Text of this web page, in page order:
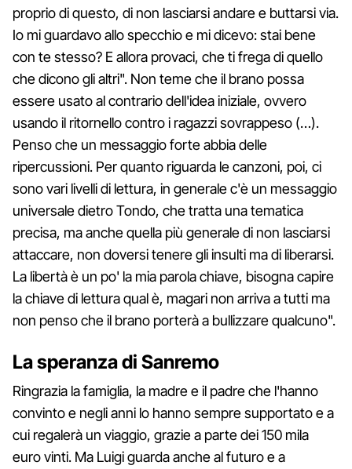
proprio di questo, di non lasciarsi andare e buttarsi via.
Io mi guardavo allo specchio e mi dicevo: stai bene
con te stesso? E allora provaci, che ti frega di quello
che dicono gli altri". Non teme che il brano possa
essere usato al contrario dell'idea iniziale, ovvero
usando il ritornello contro i ragazzi sovrappeso (…).
Penso che un messaggio forte abbia delle
ripercussioni. Per quanto riguarda le canzoni, poi, ci
sono vari livelli di lettura, in generale c'è un messaggio
universale dietro Tondo, che tratta una tematica
precisa, ma anche quella più generale di non lasciarsi
attaccare, non doversi tenere gli insulti ma di liberarsi.
La libertà è un po' la mia parola chiave, bisogna capire
la chiave di lettura qual è, magari non arriva a tutti ma
non penso che il brano porterà a bullizzare qualcuno".
La speranza di Sanremo
Ringrazia la famiglia, la madre e il padre che l'hanno
convinto e negli anni lo hanno sempre supportato e a
cui regalerà un viaggio, grazie a parte dei 150 mila
euro vinti. Ma Luigi guarda anche al futuro e a